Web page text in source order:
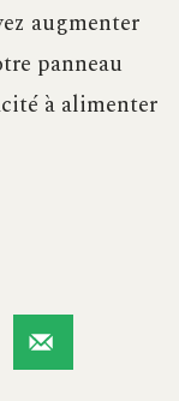
augmenter
panneau
à alimenter